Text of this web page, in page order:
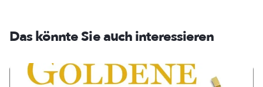
Das könnte Sie auch interessieren